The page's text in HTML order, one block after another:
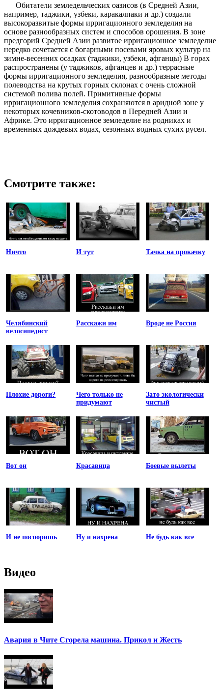
Обитатели земледельческих оазисов (в Средней Азии,
например, таджики, узбеки, каракалпаки и др.) создали
высокоразвитые формы ирригационного земледелия на
основе разнообразных систем и способов орошения. В зоне
предгорий Средней Азии развитое ирригационное земледелие
нередко сочетается с богарными посевами яровых культур на
зимне-весенних осадках (таджики, узбеки, афганцы) В горах
распространены (у таджиков, афганцев и др.) террасные
формы ирригационного земледелия, разнообразные методы
полеводства на крутых горных склонах с очень сложной
системой полива полей. Примитивные формы
ирригационного земледелия сохраняются в аридной зоне у
некоторых кочевников-скотоводов в Передней Азии и
Африке. Это ирригационное земледелие на родниках и
временных дождевых водах, сезонных водных сухих русел.
Смотрите также:
Ничто И тут Тачка на прокачку
Челябинский
велосипедист
Расскажи им Вроде не Россия
Плохие дороги?
Чего только не
придумают
Зато экологически
чистый
Вот он Красавица Боевые вылеты
И не поспоришь Ну и нахрена Не будь как все
Видео
Авария в Чите Сгорела машина. Прикол и Жесть